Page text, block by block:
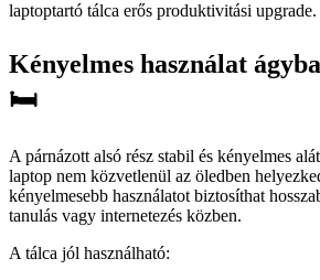
laptoptartó tálca erős produktivitási
Kényelmes használat
🛏️
A párnázott alsó rész stabil és kényelmes
laptop nem közvetlenül az öledben
kényelmesebb használatot biztosíthat
tanulás vagy internetezés közben.
A tálca jól használható: